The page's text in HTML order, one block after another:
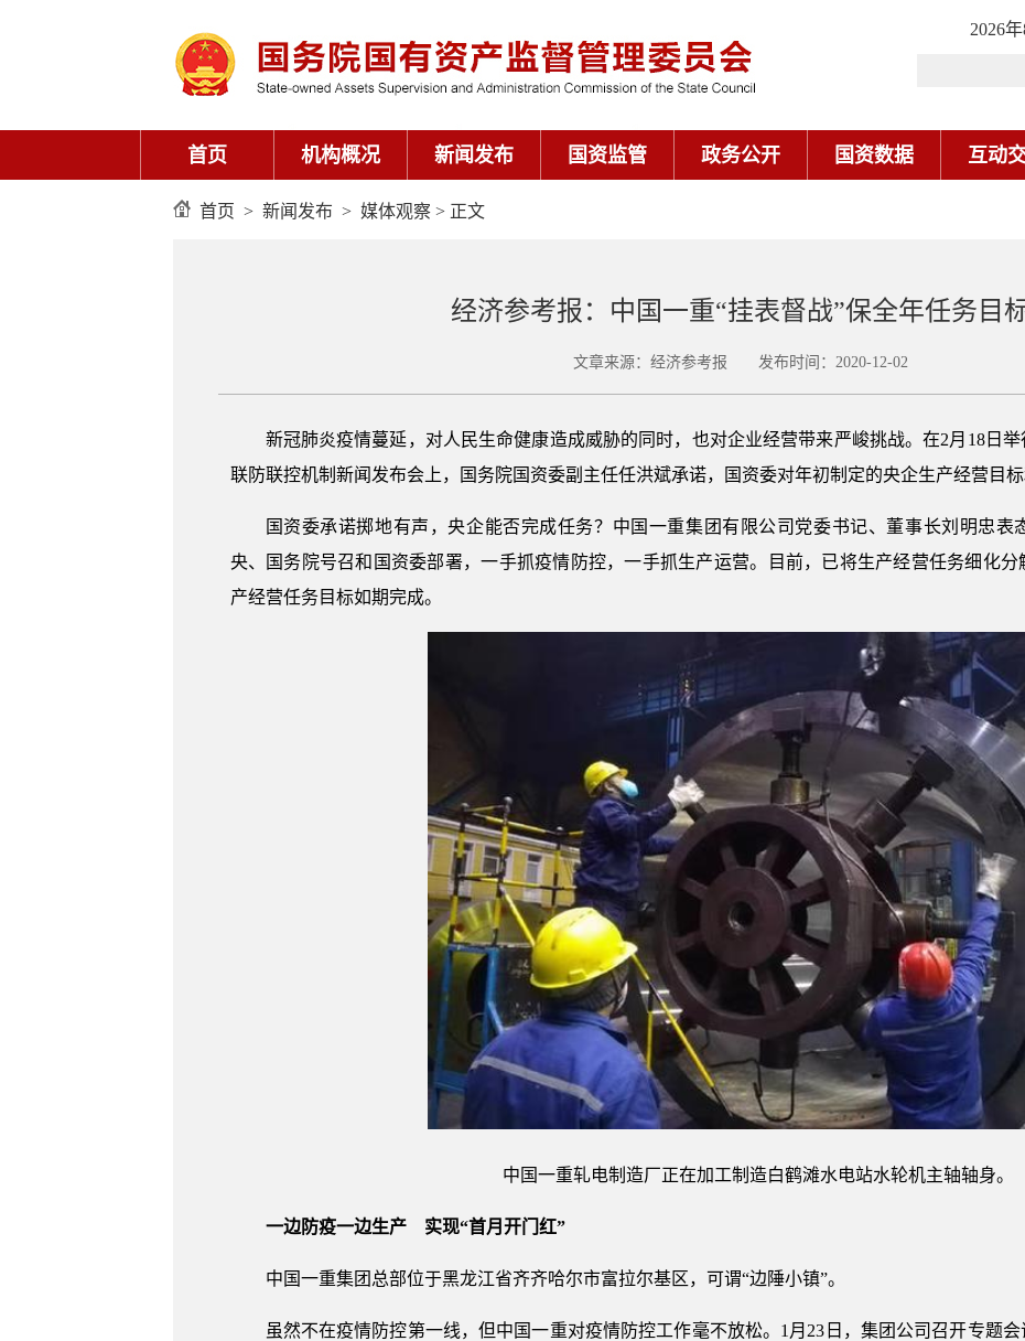
2026
首页 机构概况 新闻发布 国资监管 政务公开 国资数据 互动
首页 > 新闻发布 > 媒体观察 > 正文
经济参考报：中国一重“挂表督战”保全年任务目
文章来源：经济参考报 发布时间：2020-12-02
新冠肺炎疫情蔓延，对人民生命健康造成威胁的同时，也对企业经营带来严峻挑战。在2月18日
联防联控机制新闻发布会上，国务院国资委副主任任洪斌承诺，国资委对年初制定的央企生产经营目标
国资委承诺掷地有声，央企能否完成任务？中国一重集团有限公司党委书记、董事长刘明忠表
央、国务院号召和国资委部署，一手抓疫情防控，一手抓生产运营。目前，已将生产经营任务细化
产经营任务目标如期完成。
中国一重轧电制造厂正在加工制造白鹤滩水电站水轮机主轴轴身。
一边防疫一边生产 实现“首月开门红”
中国一重集团总部位于黑龙江省齐齐哈尔市富拉尔基区，可谓“边陲小镇”。
虽然不在疫情防控第一线，但中国一重对疫情防控工作毫不放松。1月23日，集团公司召开专题